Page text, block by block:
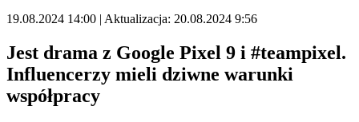
19.08.2024 14:00 | Aktualizacja: 20.08.2024 9:56
Jest drama z Google Pixel 9 i #teampixel.
Influencerzy mieli dziwne warunki
współpracy